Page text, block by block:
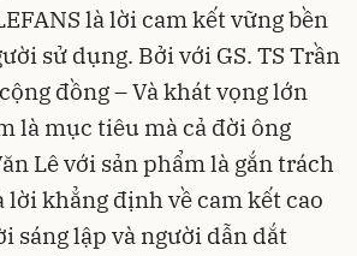
là lời cam kết vững bền
sử dụng. Bởi với GS. TS Trần
đồng – Và khát vọng lớn
là mục tiêu mà cả đời ông
Lê với sản phẩm là gắn trách
khẳng định về cam kết cao
sáng lập và người dẫn dắt